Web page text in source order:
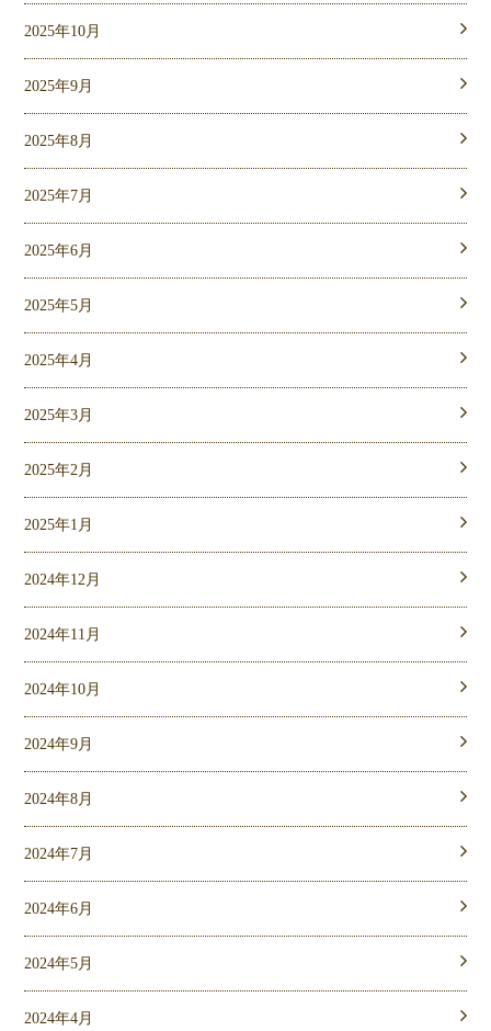
2025年10月
2025年9月
2025年8月
2025年7月
2025年6月
2025年5月
2025年4月
2025年3月
2025年2月
2025年1月
2024年12月
2024年11月
2024年10月
2024年9月
2024年8月
2024年7月
2024年6月
2024年5月
2024年4月